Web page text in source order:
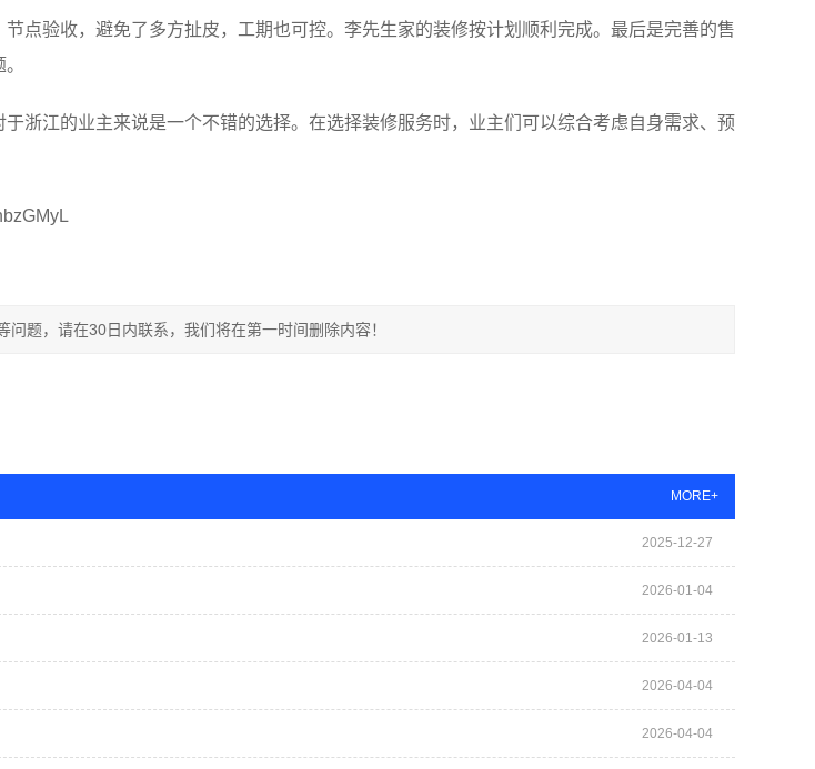
点验收，避免了多方扯皮，工期也可控。李先生家的装修按计划顺利完成。最后是完善的售
浙江的业主来说是一个不错的选择。在选择装修服务时，业主们可以综合考虑自身需求、预
题，请在30日内联系，我们将在第一时间删除内容！
MORE+
2025-12-27
2026-01-04
2026-01-13
2026-04-04
2026-04-04